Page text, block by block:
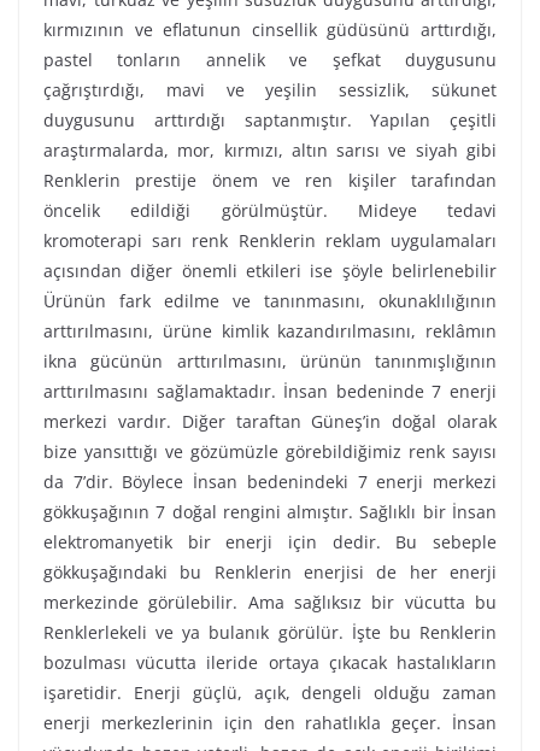
kırmızının ve eflatunun cinsellik güdüsünü arttırdığı,
pastel tonların annelik ve şefkat duygusunu
çağrıştırdığı, mavi ve yeşilin sessizlik, sükunet
duygusunu arttırdığı saptanmıştır. Yapılan çeşitli
araştırmalarda, mor, kırmızı, altın sarısı ve siyah gibi
Renklerin prestije önem ve ren kişiler tarafından
öncelik edildiği görülmüştür. Mideye tedavi
kromoterapi sarı renk Renklerin reklam uygulamaları
açısından diğer önemli etkileri ise şöyle belirlenebilir
Ürünün fark edilme ve tanınmasını, okunaklılığının
arttırılmasını, ürüne kimlik kazandırılmasını, reklâmın
ikna gücünün arttırılmasını, ürünün tanınmışlığının
arttırılmasını sağlamaktadır. İnsan bedeninde 7 enerji
merkezi vardır. Diğer taraftan Güneş’in doğal olarak
bize yansıttığı ve gözümüzle görebildiğimiz renk sayısı
da 7’dir. Böylece İnsan bedenindeki 7 enerji merkezi
gökkuşağının 7 doğal rengini almıştır. Sağlıklı bir İnsan
elektromanyetik bir enerji için dedir. Bu sebeple
gökkuşağındaki bu Renklerin enerjisi de her enerji
merkezinde görülebilir. Ama sağlıksız bir vücutta bu
Renklerlekeli ve ya bulanık görülür. İşte bu Renklerin
bozulması vücutta ileride ortaya çıkacak hastalıkların
işaretidir. Enerji güçlü, açık, dengeli olduğu zaman
enerji merkezlerinin için den rahatlıkla geçer. İnsan